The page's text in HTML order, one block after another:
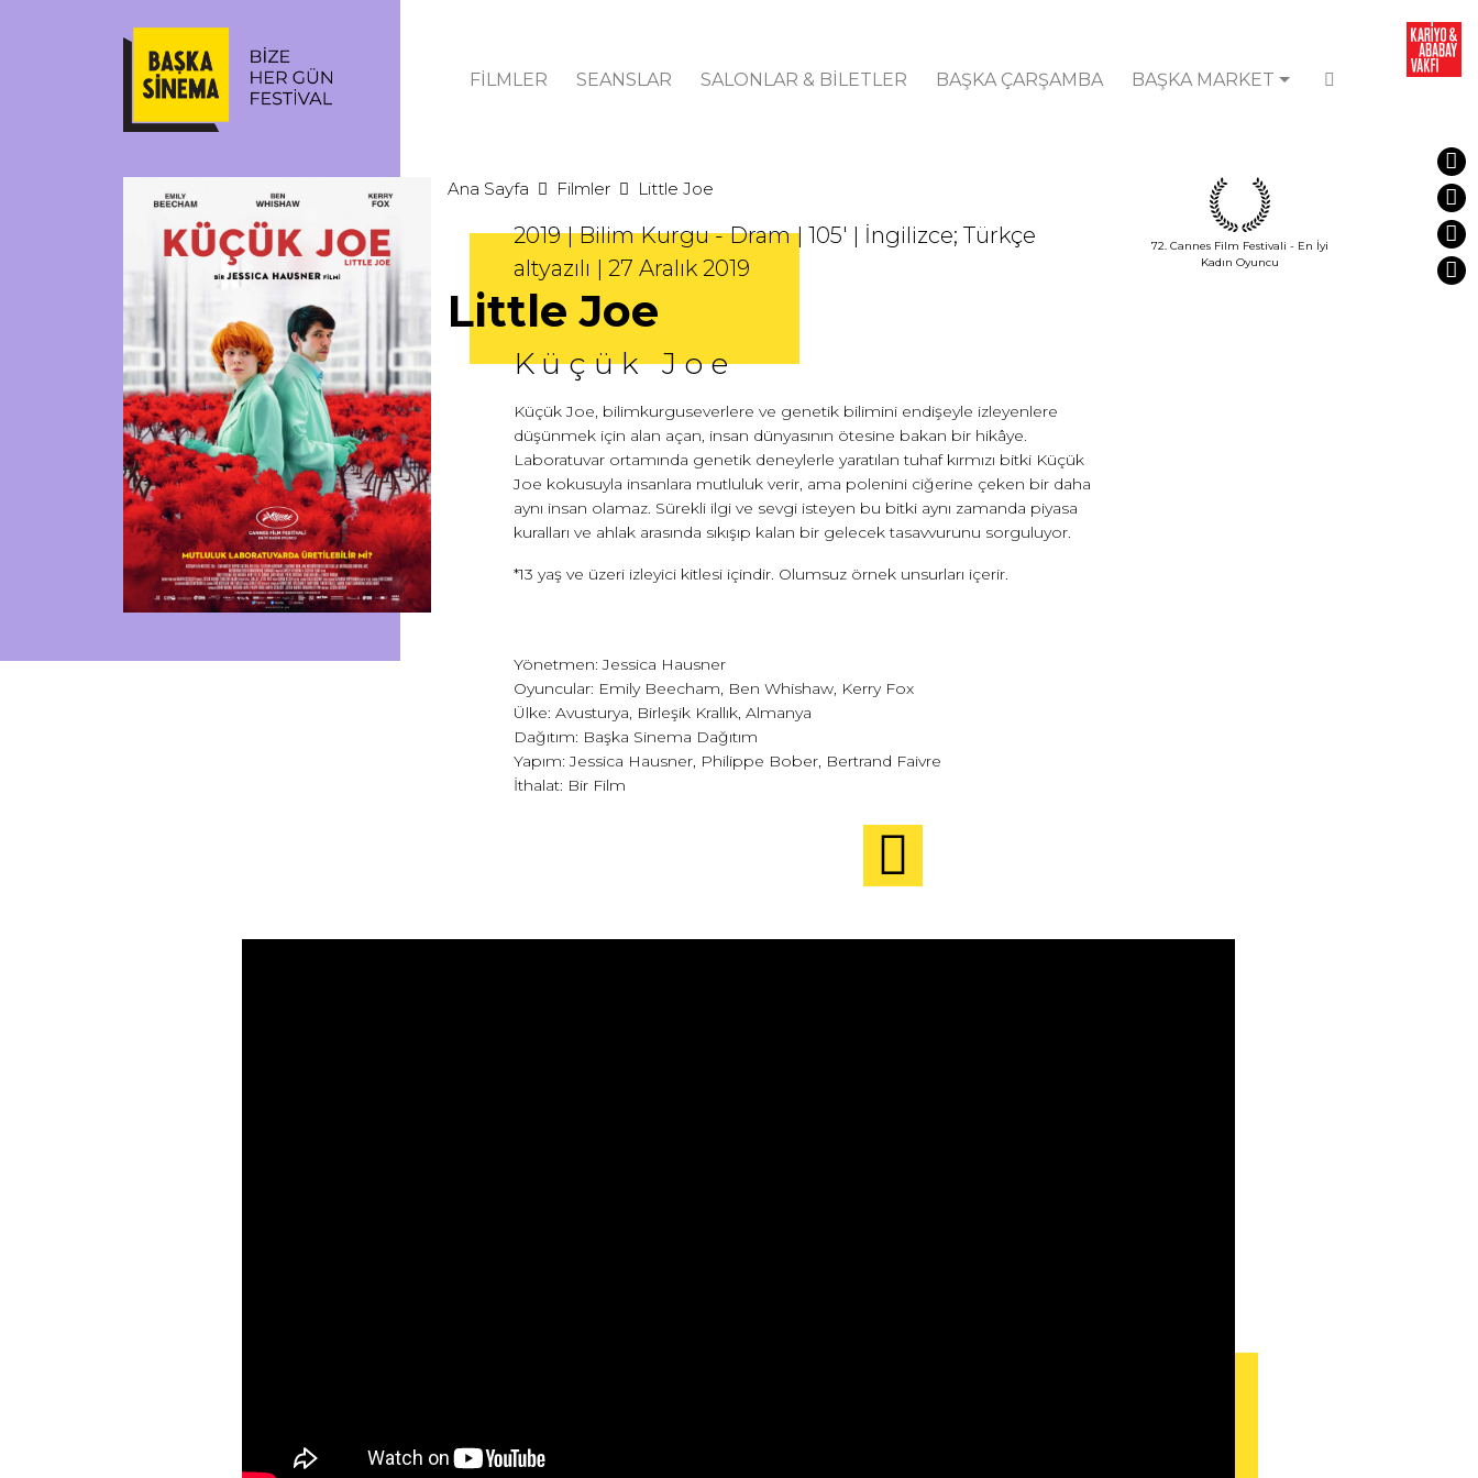
FİLMLER SEANSLAR SALONLAR & BİLETLER BAŞKA ÇARŞAMBA BAŞKA MARKET
Ana Sayfa Filmler Little Joe
2019 | Bilim Kurgu - Dram | 105' | İngilizce; Türkçe
altyazılı | 27 Aralık 2019
Little Joe
Küçük Joe
Küçük Joe, bilimkurguseverlere ve genetik bilimini endişeyle izleyenlere
düşünmek için alan açan, insan dünyasının ötesine bakan bir hikâye.
Laboratuvar ortamında genetik deneylerle yaratılan tuhaf kırmızı bitki Küçük
Joe kokusuyla insanlara mutluluk verir, ama polenini ciğerine çeken bir daha
aynı insan olamaz. Sürekli ilgi ve sevgi isteyen bu bitki aynı zamanda piyasa
kuralları ve ahlak arasında sıkışıp kalan bir gelecek tasavvurunu sorguluyor.
*13 yaş ve üzeri izleyici kitlesi içindir. Olumsuz örnek unsurları içerir.
Yönetmen: Jessica Hausner
Oyuncular: Emily Beecham, Ben Whishaw, Kerry Fox
Ülke: Avusturya, Birleşik Krallık, Almanya
Dağıtım: Başka Sinema Dağıtım
Yapım: Jessica Hausner, Philippe Bober, Bertrand Faivre
İthalat: Bir Film
72. Cannes Film Festivali - En İyi
Kadın Oyuncu